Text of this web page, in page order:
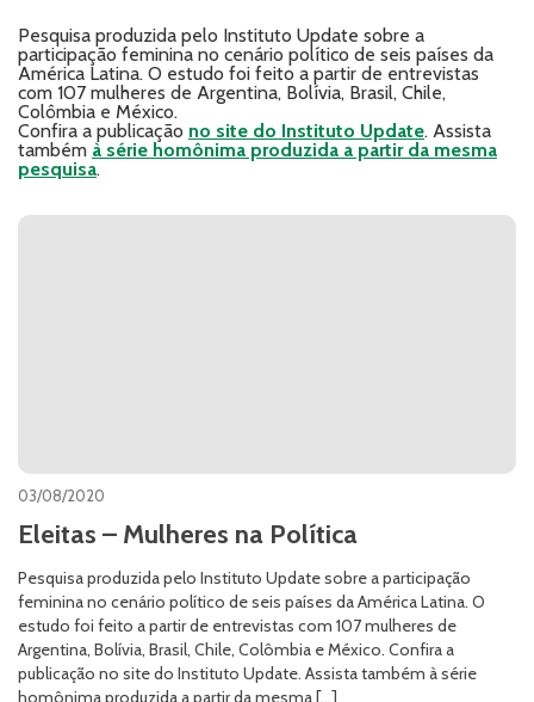
Pesquisa produzida pelo Instituto Update sobre a
participação feminina no cenário político de seis países da
América Latina. O estudo foi feito a partir de entrevistas
com 107 mulheres de Argentina, Bolívia, Brasil, Chile,
Colômbia e México.
Confira a publicação no site do Instituto Update. Assista
também à série homônima produzida a partir da mesma
pesquisa.
03/08/2020
Eleitas – Mulheres na Política
Pesquisa produzida pelo Instituto Update sobre a participação
feminina no cenário político de seis países da América Latina. O
estudo foi feito a partir de entrevistas com 107 mulheres de
Argentina, Bolívia, Brasil, Chile, Colômbia e México. Confira a
publicação no site do Instituto Update. Assista também à série